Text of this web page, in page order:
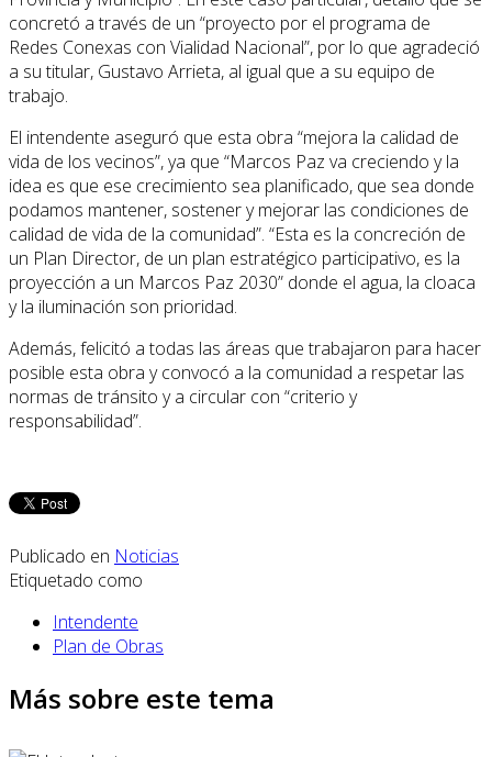
concretó a través de un “proyecto por el programa de
Redes Conexas con Vialidad Nacional”, por lo que agradeció
a su titular, Gustavo Arrieta, al igual que a su equipo de
trabajo.
El intendente aseguró que esta obra “mejora la calidad de
vida de los vecinos”, ya que “Marcos Paz va creciendo y la
idea es que ese crecimiento sea planificado, que sea donde
podamos mantener, sostener y mejorar las condiciones de
calidad de vida de la comunidad”. “Esta es la concreción de
un Plan Director, de un plan estratégico participativo, es la
proyección a un Marcos Paz 2030” donde el agua, la cloaca
y la iluminación son prioridad.
Además, felicitó a todas las áreas que trabajaron para hacer
posible esta obra y convocó a la comunidad a respetar las
normas de tránsito y a circular con “criterio y
responsabilidad”.
Publicado en Noticias
Etiquetado como
Intendente
Plan de Obras
Más sobre este tema